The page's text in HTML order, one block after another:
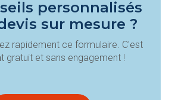
personnalisés
sur mesure ?
rapidement ce formulaire. C'est
gratuit et sans engagement !